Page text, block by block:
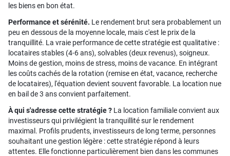
les biens en bon état.
Performance et sérénité. Le rendement brut sera probablement un
peu en dessous de la moyenne locale, mais c'est le prix de la
tranquillité. La vraie performance de cette stratégie est qualitative :
locataires stables (4-6 ans), solvables (deux revenus), soigneux.
Moins de gestion, moins de stress, moins de vacance. En intégrant
les coûts cachés de la rotation (remise en état, vacance, recherche
de locataires), l'équation devient souvent favorable. La location nue
en bail de 3 ans convient parfaitement.
À qui s'adresse cette stratégie ? La location familiale convient aux
investisseurs qui privilégient la tranquillité sur le rendement
maximal. Profils prudents, investisseurs de long terme, personnes
souhaitant une gestion légère : cette stratégie répond à leurs
attentes. Elle fonctionne particulièrement bien dans les communes